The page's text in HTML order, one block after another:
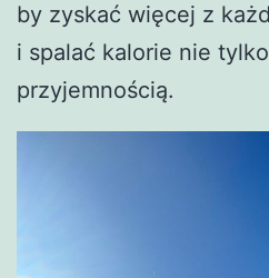
by zyskać więcej z
i spalać kalorie nie
przyjemnością.